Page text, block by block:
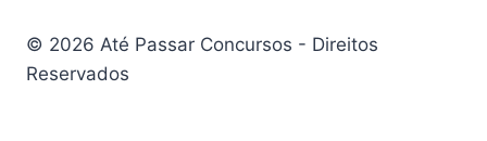
© 2026 Até Passar Concursos - Direitos
Reservados